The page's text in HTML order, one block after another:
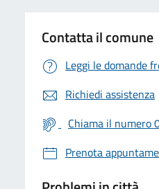
Contatta il comune
Leggi le domande
Richiedi assistenza
Chiama il numero
Prenota